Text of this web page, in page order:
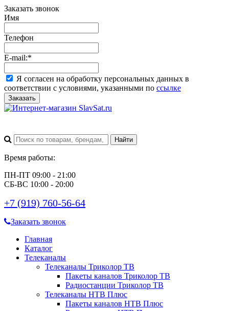
Заказать звонок
Имя
Телефон
E-mail:*
Я согласен на обработку персональных данных в
соответствии с условиями, указанными по ссылке
Заказать
Время работы:
ПН-ПТ 09:00 - 21:00
СБ-ВС 10:00 - 20:00
+7 (919) 760-56-64
Заказать звонок
Главная
Каталог
Телеканалы
Телеканалы Триколор ТВ
Пакеты каналов Триколор ТВ
Радиостанции Триколор ТВ
Телеканалы НТВ Плюс
Пакеты каналов НТВ Плюс